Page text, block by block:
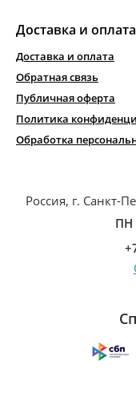
Доставка и оплата
Доставка и оплата
Обратная связь
Публичная оферта
Политика
Обработка
Россия, г. Санкт-
ПН